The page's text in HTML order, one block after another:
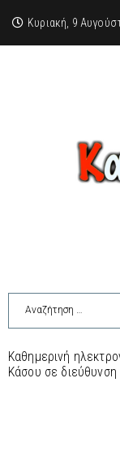
Κυριακή, 9
Καθημερινή
Κάσου σε